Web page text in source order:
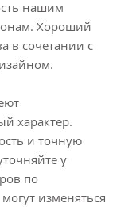
нашим
Хороший
в сочетании с
характер.
и точную
у
по
изменяться